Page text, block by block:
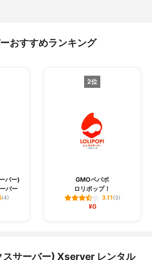
おすすめランキング
バー)
バー
(4)
2位
GMOペパボ
ロリポップ！
3.11(3)
¥0
サーバー) Xserver レンタル